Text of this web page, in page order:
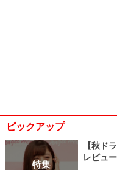
ピックアップ
特集
【秋ド
レビュ